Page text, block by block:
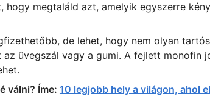
megtaláld azt, amelyik egyszerre
de lehet, hogy nem olyan
üvegszál vagy a gumi. A fejlett monofin
válni? Íme: 10 legjobb hely a világon, ahol